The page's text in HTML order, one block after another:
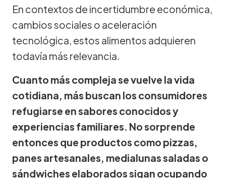
En contextos de incertidumbre económica,
cambios sociales o aceleración
tecnológica, estos alimentos adquieren
todavía más relevancia.
Cuanto más compleja se vuelve la vida
cotidiana, más buscan los consumidores
refugiarse en sabores conocidos y
experiencias familiares. No sorprende
entonces que productos como pizzas,
panes artesanales, medialunas saladas o
sándwiches elaborados sigan ocupando